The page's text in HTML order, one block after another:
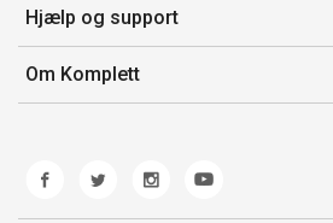
Gavekort
Salgsbetingelser
Mærker/producent
Fortrydelsesret
Hjælp og support
Kontakt os
Kundeservice
Fejl/Mangler
Fragt og levering
Om Komplett